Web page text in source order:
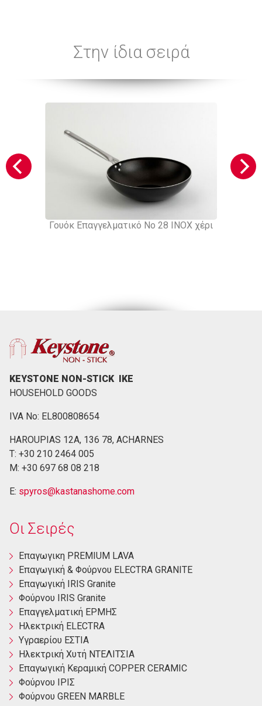
Στην ίδια σειρά
Γουόκ Επαγγελματικό Νο 28 ΙΝΟΧ χέρι
KEYSTONE NON-STICK ΙΚΕ
HOUSEHOLD GOODS
IVA No: EL800808654
HAROUPIAS 12Α, 136 78, ACHARNES
Τ: +30 210 2464 005
M: +30 697 68 08 218
E: spyros@kastanashome.com
Οι Σειρές
Eπαγωγικη PREMIUM LAVA
Eπαγωγική & Φούρνου ELECTRA GRANITE
Επαγωγική ΙRIS Granite
Φούρνου ΙRIS Granite
Επαγγελματική ΕΡΜΗΣ
Ηλεκτρική ΕLECTRA
Yγραερίου ΕΣΤΙΑ
Ηλεκτρική Χυτή ΝΤΕΛΙΤΣΙΑ
Επαγωγική Κεραμική COPPER CERAMIC
Φούρνου ΙΡΙΣ
Φούρνου GREEN MARBLE